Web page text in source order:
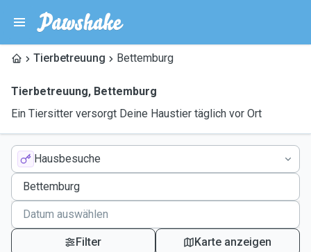
Tierbetreuung Bettemburg
Tierbetreuung, Bettemburg
Ein Tiersitter versorgt Deine Haustier täglich vor Ort
Hausbesuche
Filter Karte anzeigen